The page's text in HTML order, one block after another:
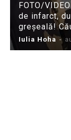
FOTO/
de infarct,
greșeală!
Iulia Hoha -